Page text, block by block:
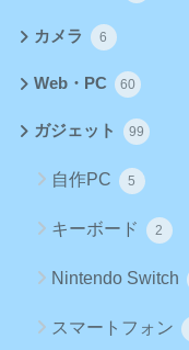
カメラ 6
Web・PC 60
ガジェット 99
自作PC 5
キーボード 2
Nintendo Switch
スマートフォン